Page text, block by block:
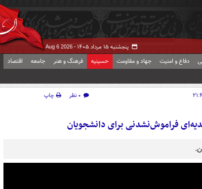
پنجشنبه ۱۵ مرداد ۱۴۰۵ - Aug 6 2026
دفاع و امنیت جهاد و مقاومت حسینیه فرهنگ و هنر جامعه اقتصاد
۰ نظر
چاپ
فراموش‌نشدنی برای دانشجویان